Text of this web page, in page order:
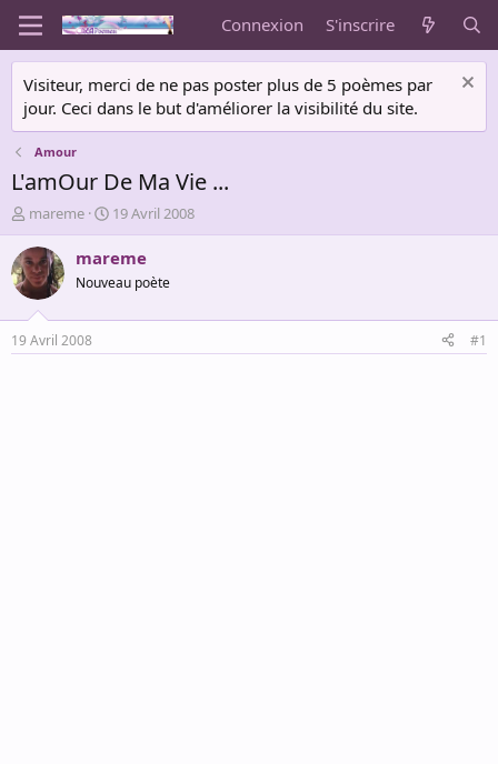
Connexion S'inscrire
Visiteur, merci de ne pas poster plus de 5 poèmes par
jour. Ceci dans le but d'améliorer la visibilité du site.
Amour
L'amOur De Ma Vie ...
A
u
t
e
u
r
d
e
mareme
D
a
t
d
é
19 Avril 2008
mareme
Nouveau poète
19 Avril 2008 #1